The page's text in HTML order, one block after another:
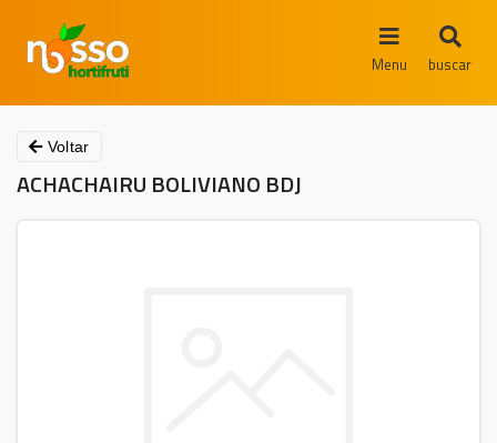
Menu buscar
Voltar
ACHACHAIRU BOLIVIANO BDJ